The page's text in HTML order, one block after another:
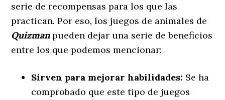
serie de recompensas para los que las
practican. Por eso, los juegos de animales de
Quizmanpueden dejar una serie de beneficios
entre los que podemos mencionar:
Sirven para mejorar habilidades: Se ha
comprobado que este tipo de juegos